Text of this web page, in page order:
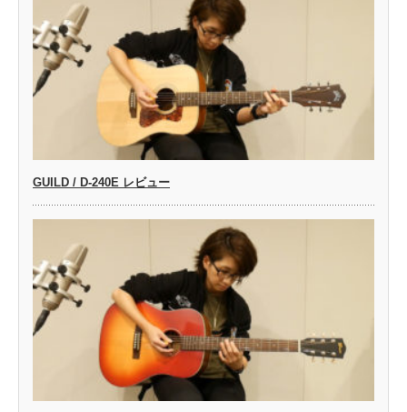
GUILD / D-240E レビュー